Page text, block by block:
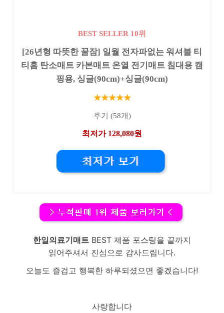
BEST SELLER 10위
[26년형 따뜻한 꿀잠] 일월 전자파없는 워셔블 티
티홈 탄소매트 카본매트 온열 전기매트 침대용 캠
핑용, 싱글(90cm)+싱글(90cm)
★★★★★
후기 (58개)
최저가 128,080원
한일의료기매트 BEST 제품 포스팅을 끝까지
읽어주셔서 진심으로 감사드립니다.
오늘도 즐겁고 행복한 하루되셨으면 좋겠습니다!
사랑합니다